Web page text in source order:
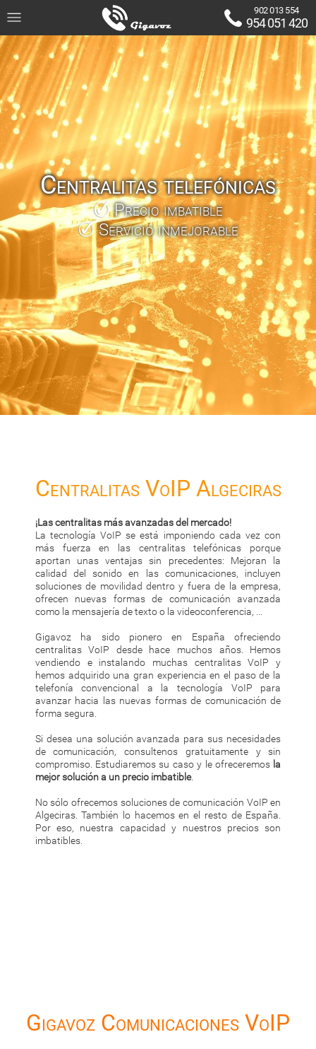
902 013 554
954 051 420
Centralitas telefónicas
Precio imbatible
Servicio inmejorable
Centralitas VoIP Algeciras
¡Las centralitas más avanzadas del mercado!
La tecnología VoIP se está imponiendo cada vez con
más fuerza en las centralitas telefónicas porque
aportan unas ventajas sin precedentes: Mejoran la
calidad del sonido en las comunicaciones, incluyen
soluciones de movilidad dentro y fuera de la empresa,
ofrecen nuevas formas de comunicación avanzada
como la mensajería de texto o la videoconferencia, ...
Gigavoz ha sido pionero en España ofreciendo
centralitas VoIP desde hace muchos años. Hemos
vendiendo e instalando muchas centralitas VoIP y
hemos adquirido una gran experiencia en el paso de la
telefonía convencional a la tecnología VoIP para
avanzar hacia las nuevas formas de comunicación de
forma segura.
Si desea una solución avanzada para sus necesidades
de comunicación, consultenos gratuitamente y sin
compromiso. Estudiaremos su caso y le ofreceremos la
mejor solución a un precio imbatible.
No sólo ofrecemos soluciones de comunicación VoIP en
Algeciras. También lo hacemos en el resto de España.
Por eso, nuestra capacidad y nuestros precios son
imbatibles.
Gigavoz Comunicaciones VoIP